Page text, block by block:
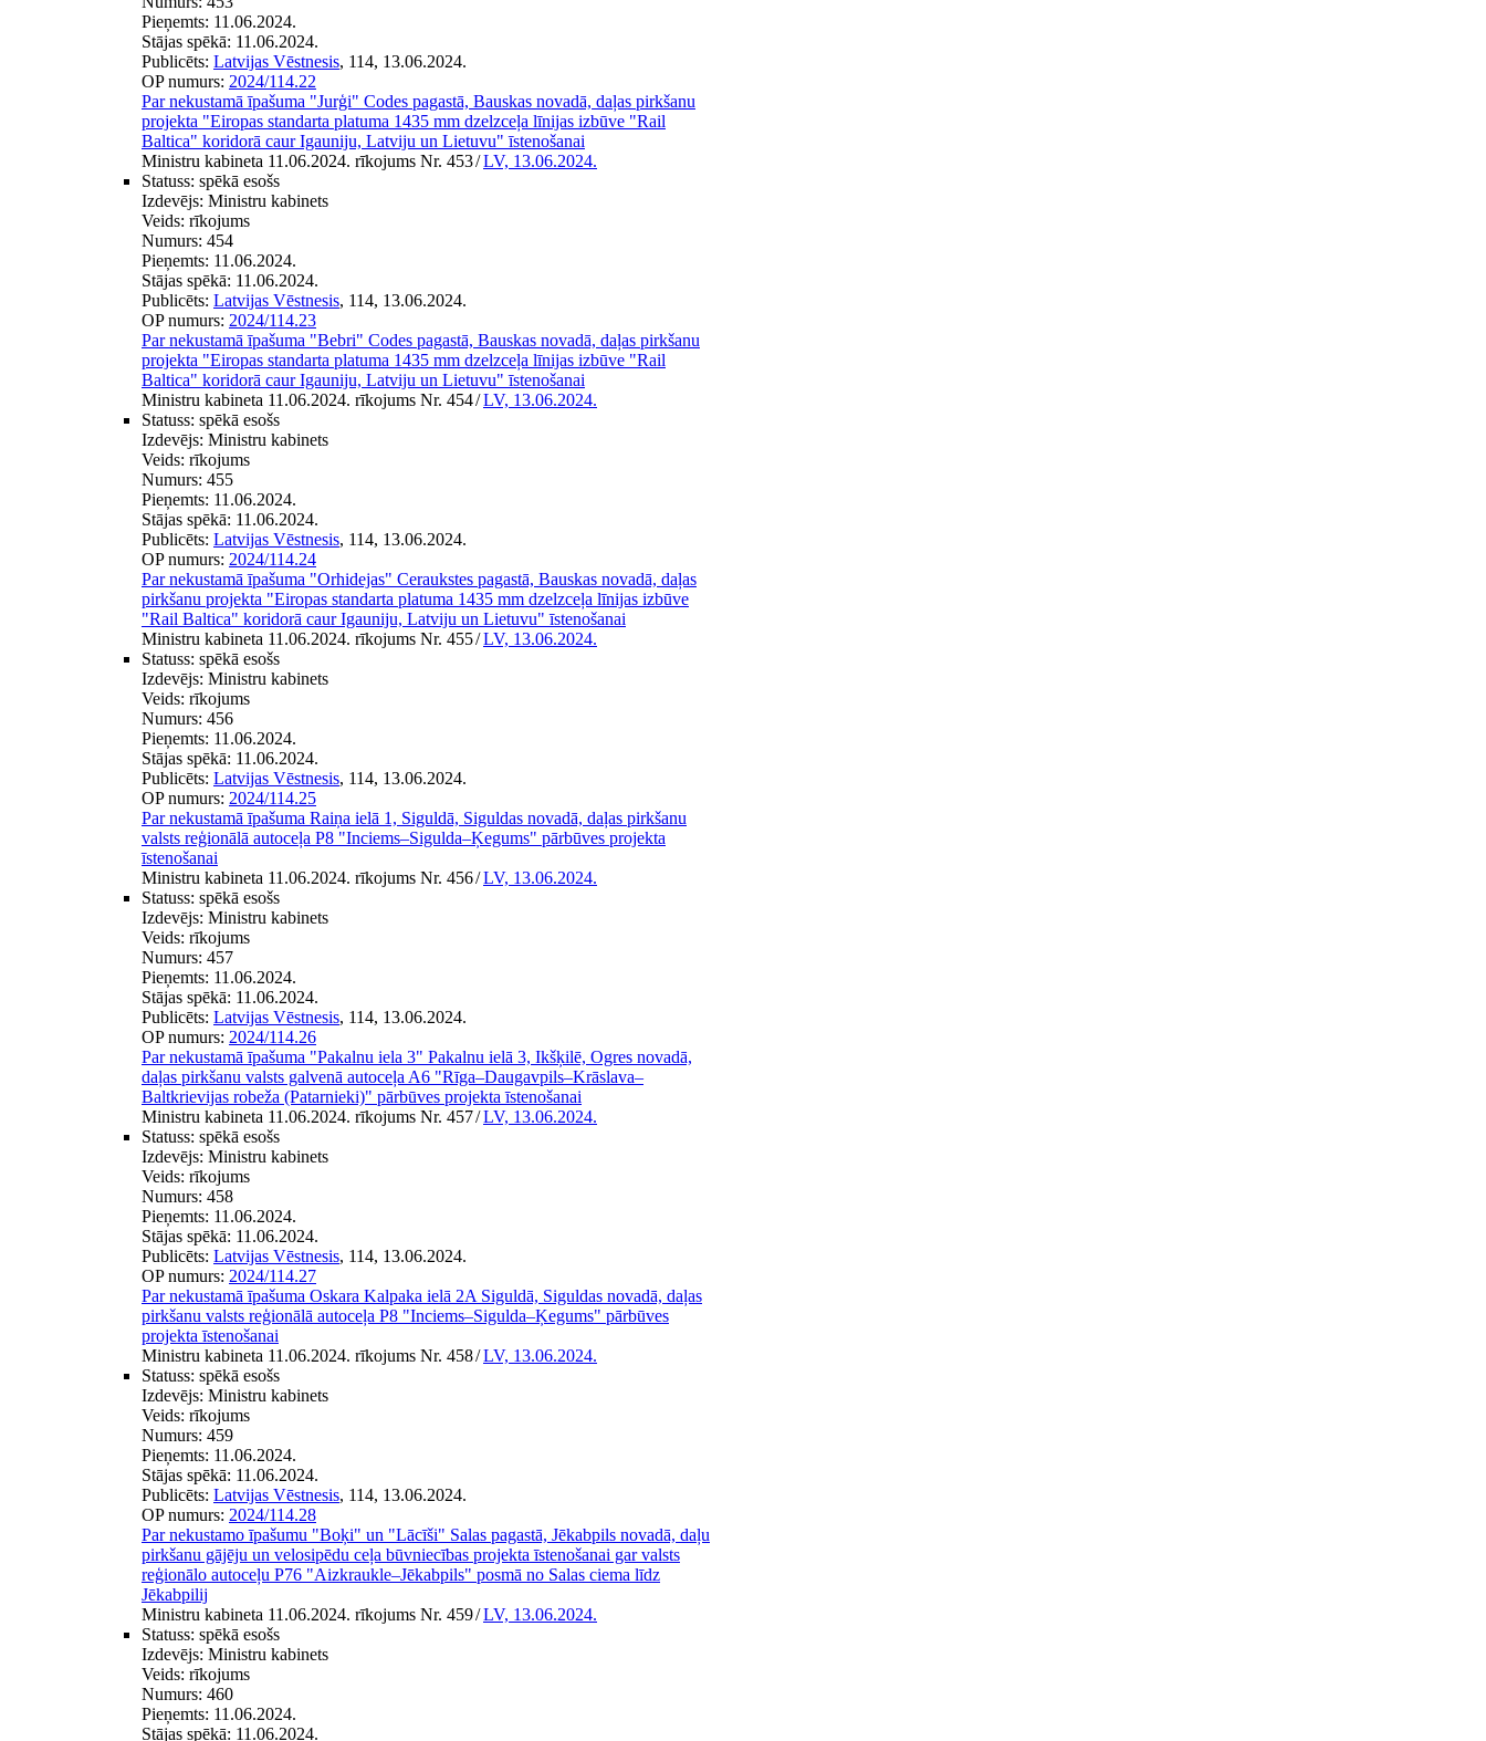
Pieņemts: 11.06.2024.
Stājas spēkā: 11.06.2024.
Publicēts: Latvijas Vēstnesis, 114, 13.06.2024.
OP numurs: 2024/114.22
Par nekustamā īpašuma "Jurģi" Codes pagastā, Bauskas novadā, daļas pirkšanu
projekta "Eiropas standarta platuma 1435 mm dzelzceļa līnijas izbūve "Rail
Baltica" koridorā caur Igauniju, Latviju un Lietuvu" īstenošanai
Ministru kabineta 11.06.2024. rīkojums Nr. 453/LV, 13.06.2024.
Statuss: spēkā esošs
Izdevējs: Ministru kabinets
Veids: rīkojums
Numurs: 454
Pieņemts: 11.06.2024.
Stājas spēkā: 11.06.2024.
Publicēts: Latvijas Vēstnesis, 114, 13.06.2024.
OP numurs: 2024/114.23
Par nekustamā īpašuma "Bebri" Codes pagastā, Bauskas novadā, daļas pirkšanu
projekta "Eiropas standarta platuma 1435 mm dzelzceļa līnijas izbūve "Rail
Baltica" koridorā caur Igauniju, Latviju un Lietuvu" īstenošanai
Ministru kabineta 11.06.2024. rīkojums Nr. 454/LV, 13.06.2024.
Statuss: spēkā esošs
Izdevējs: Ministru kabinets
Veids: rīkojums
Numurs: 455
Pieņemts: 11.06.2024.
Stājas spēkā: 11.06.2024.
Publicēts: Latvijas Vēstnesis, 114, 13.06.2024.
OP numurs: 2024/114.24
Par nekustamā īpašuma "Orhidejas" Ceraukstes pagastā, Bauskas novadā, daļas
pirkšanu projekta "Eiropas standarta platuma 1435 mm dzelzceļa līnijas izbūve
"Rail Baltica" koridorā caur Igauniju, Latviju un Lietuvu" īstenošanai
Ministru kabineta 11.06.2024. rīkojums Nr. 455/LV, 13.06.2024.
Statuss: spēkā esošs
Izdevējs: Ministru kabinets
Veids: rīkojums
Numurs: 456
Pieņemts: 11.06.2024.
Stājas spēkā: 11.06.2024.
Publicēts: Latvijas Vēstnesis, 114, 13.06.2024.
OP numurs: 2024/114.25
Par nekustamā īpašuma Raiņa ielā 1, Siguldā, Siguldas novadā, daļas pirkšanu
valsts reģionālā autoceļa P8 "Inciems–Sigulda–Ķegums" pārbūves projekta
īstenošanai
Ministru kabineta 11.06.2024. rīkojums Nr. 456/LV, 13.06.2024.
Statuss: spēkā esošs
Izdevējs: Ministru kabinets
Veids: rīkojums
Numurs: 457
Pieņemts: 11.06.2024.
Stājas spēkā: 11.06.2024.
Publicēts: Latvijas Vēstnesis, 114, 13.06.2024.
OP numurs: 2024/114.26
Par nekustamā īpašuma "Pakalnu iela 3" Pakalnu ielā 3, Ikšķilē, Ogres novadā,
daļas pirkšanu valsts galvenā autoceļa A6 "Rīga–Daugavpils–Krāslava–
Baltkrievijas robeža (Patarnieki)" pārbūves projekta īstenošanai
Ministru kabineta 11.06.2024. rīkojums Nr. 457/LV, 13.06.2024.
Statuss: spēkā esošs
Izdevējs: Ministru kabinets
Veids: rīkojums
Numurs: 458
Pieņemts: 11.06.2024.
Stājas spēkā: 11.06.2024.
Publicēts: Latvijas Vēstnesis, 114, 13.06.2024.
OP numurs: 2024/114.27
Par nekustamā īpašuma Oskara Kalpaka ielā 2A Siguldā, Siguldas novadā, daļas
pirkšanu valsts reģionālā autoceļa P8 "Inciems–Sigulda–Ķegums" pārbūves
projekta īstenošanai
Ministru kabineta 11.06.2024. rīkojums Nr. 458/LV, 13.06.2024.
Statuss: spēkā esošs
Izdevējs: Ministru kabinets
Veids: rīkojums
Numurs: 459
Pieņemts: 11.06.2024.
Stājas spēkā: 11.06.2024.
Publicēts: Latvijas Vēstnesis, 114, 13.06.2024.
OP numurs: 2024/114.28
Par nekustamo īpašumu "Boķi" un "Lācīši" Salas pagastā, Jēkabpils novadā, daļu
pirkšanu gājēju un velosipēdu ceļa būvniecības projekta īstenošanai gar valsts
reģionālo autoceļu P76 "Aizkraukle–Jēkabpils" posmā no Salas ciema līdz
Jēkabpilij
Ministru kabineta 11.06.2024. rīkojums Nr. 459/LV, 13.06.2024.
Statuss: spēkā esošs
Izdevējs: Ministru kabinets
Veids: rīkojums
Numurs: 460
Pieņemts: 11.06.2024.
Stājas spēkā: 11.06.2024.